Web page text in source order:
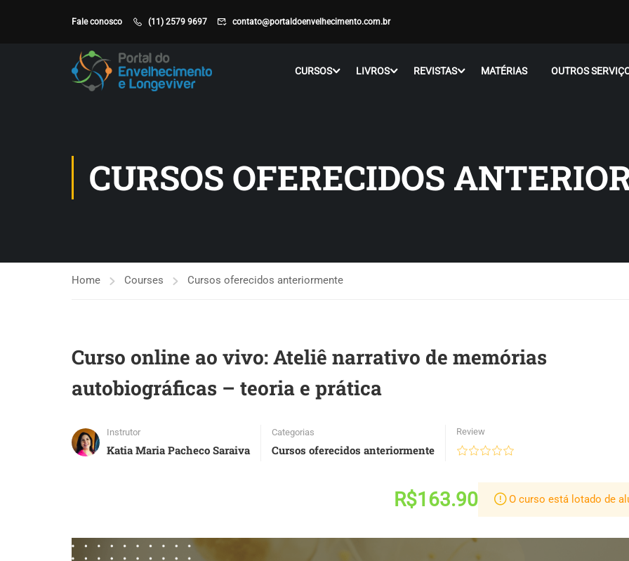
Fale conosco (11) 2579 9697 contato@portaldoenvelhecimento.com.br
CURSOS LIVROS REVISTAS MATÉRIAS OUTROS
CURSOS OFERECIDOS
Home Courses Cursos oferecidos anteriormente
Curso online ao vivo: Ateliê narrativo de memórias
autobiográficas – teoria e prática
Instrutor
Katia Maria Pacheco Saraiva
Categorias
Cursos oferecidos anteriormente
Review
R$163.90 O curso está lotado de